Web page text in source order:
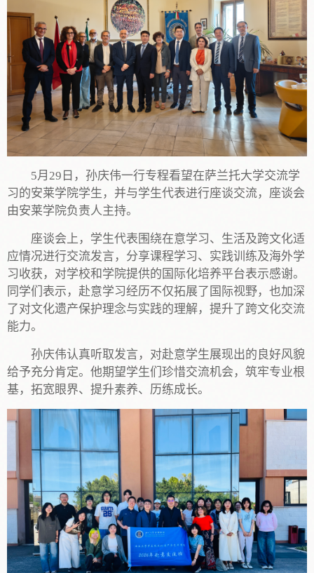
5月29日，孙庆伟一行专程看望在萨兰托大学交流学
习的安莱学院学生，并与学生代表进行座谈交流，座谈会
由安莱学院负责人主持。
座谈会上，学生代表围绕在意学习、生活及跨文化适
应情况进行交流发言，分享课程学习、实践训练及海外学
习收获，对学校和学院提供的国际化培养平台表示感谢。
同学们表示，赴意学习经历不仅拓展了国际视野，也加深
了对文化遗产保护理念与实践的理解，提升了跨文化交流
能力。
孙庆伟认真听取发言，对赴意学生展现出的良好风貌
给予充分肯定。他期望学生们珍惜交流机会，筑牢专业根
基，拓宽眼界、提升素养、历练成长。